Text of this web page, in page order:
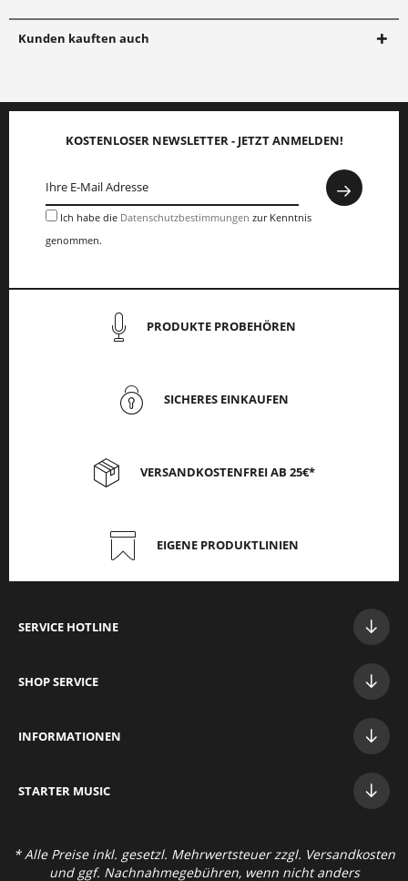
Kunden kauften auch
KOSTENLOSER NEWSLETTER - JETZT ANMELDEN!
Ich habe die Datenschutzbestimmungen zur Kenntnis
genommen.
PRODUKTE PROBEHÖREN
SICHERES EINKAUFEN
VERSANDKOSTENFREI AB 25€*
EIGENE PRODUKTLINIEN
SERVICE HOTLINE
SHOP SERVICE
INFORMATIONEN
STARTER MUSIC
* Alle Preise inkl. gesetzl. Mehrwertsteuer zzgl. Versandkosten
und ggf. Nachnahmegebühren, wenn nicht anders